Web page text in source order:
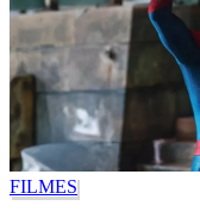
FILMES